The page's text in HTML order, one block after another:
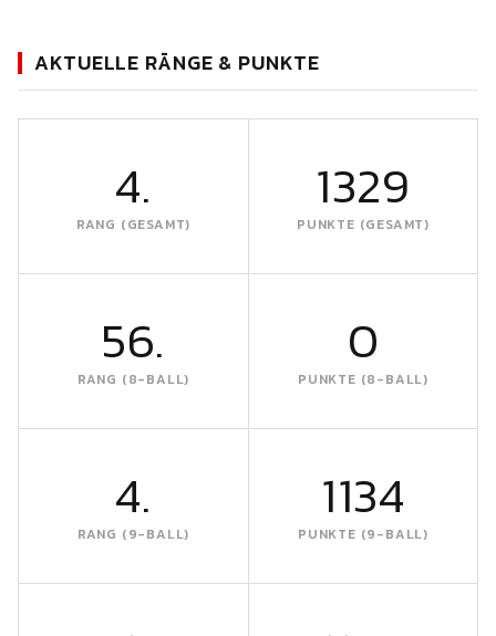
AKTUELLE RÄNGE & PUNKTE
4.
RANG (GESAMT)
1329
PUNKTE (GESAMT)
56.
RANG (8-BALL)
0
PUNKTE (8-BALL)
4.
RANG (9-BALL)
1134
PUNKTE (9-BALL)